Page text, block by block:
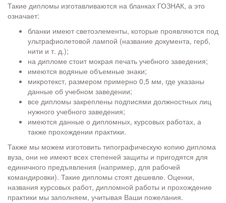
Такие дипломы изготавливаются на бланках ГОЗНАК, а это
означает:
бланки имеют светоэлементы, которые проявляются под
ультрафиолетовой лампой (название документа, герб,
нити и т. д.);
на дипломе стоит мокрая печать учебного заведения;
имеются водяные объемные знаки;
микротекст, размером примерно 0,5 мм, где указаны
данные об учебном заведении;
все дипломы закреплены подписями должностных лиц
нужного учебного заведения;
имеются данные о дипломных, курсовых работах, а
также прохождении практики.
Также мы можем изготовить типографическую копию диплома
вуза, они не имеют всех степеней защиты и пригодятся для
единичного предъявления (например, для рабочей
командировки). Такие дипломы стоят дешевле. Оценки,
названия курсовых работ, дипломной работы и прохождение
практики мы заполняем, учитывая Ваши пожелания.